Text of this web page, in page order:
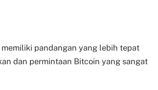
pandangan yang lebih tepat
dan permintaan Bitcoin yang sangat